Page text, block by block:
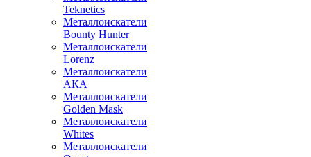
Teknetics
Металлоискатели
Bounty Hunter
Металлоискатели
Lorenz
Металлоискатели
АКА
Металлоискатели
Golden Mask
Металлоискатели
Whites
Металлоискатели